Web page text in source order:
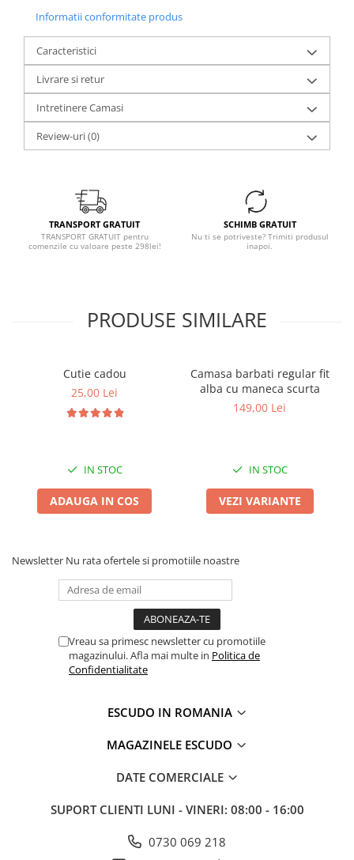
Informatii conformitate produs
Caracteristici
Livrare si retur
Intretinere Camasi
Review-uri(0)
TRANSPORT GRATUIT
TRANSPORT GRATUIT pentru
comenzile cu valoare peste 298lei!
SCHIMB GRATUIT
Nu ti se potriveste? Trimiti produsul
inapoi.
PRODUSE SIMILARE
Cutie cadou
25,00 Lei
IN STOC
ADAUGA IN COS
Camasa barbati regular fit
alba cu maneca scurta
149,00 Lei
IN STOC
VEZI VARIANTE
Newsletter Nu rata ofertele si promotiile noastre
Vreau sa primesc newsletter cu promotiile
magazinului. Afla mai multe in Politica de
Confidentialitate
ESCUDO IN ROMANIA
MAGAZINELE ESCUDO
DATE COMERCIALE
SUPORT CLIENTI LUNI - VINERI: 08:00 - 16:00
0730 069 218